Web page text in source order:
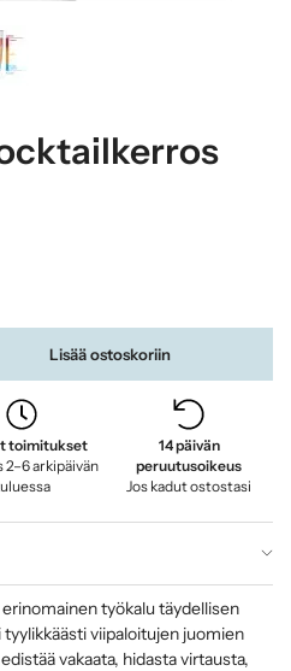
Lisää ostoskoriin
toimitukset
2–6 arkipäivän
14 päivän
peruutusoikeus
Jos kadut ostostasi
työkalu täydellisen
viipaloitujen juomien
vakaata, hidasta virtausta,